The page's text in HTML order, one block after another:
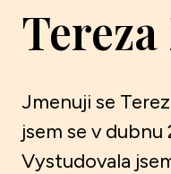
Jmenuji se
jsem se v dubnu
Vystudovala